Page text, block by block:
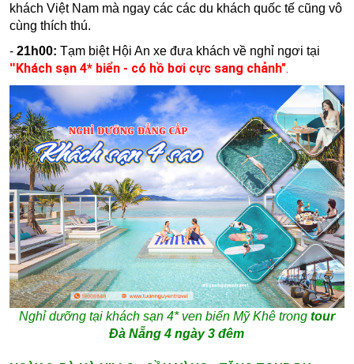
khách Việt Nam mà ngay các các du khách quốc tế cũng vô
cùng thích thú.
-21h00: Tạm biệt Hội An xe đưa khách về nghỉ ngơi tại
"Khách sạn 4* biển - có hồ bơi cực sang chảnh".
Nghỉ dưỡng tại khách sạn 4* ven biển Mỹ Khê trong tour
Đà Nẵng 4 ngày 3 đêm